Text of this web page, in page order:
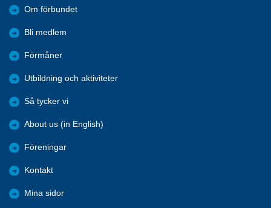
Om förbundet
Bli medlem
Förmåner
Utbildning och aktiviteter
Så tycker vi
About us (in English)
Föreningar
Kontakt
Mina sidor